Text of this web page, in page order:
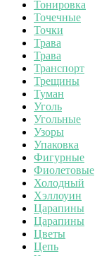
Тонировка
Точечные
Точки
Трава
Трава
Транспорт
Трещины
Туман
Уголь
Угольные
Узоры
Упаковка
Фигурные
Фиолетовые
Холодный
Хэллоуин
Царапины
Царапины
Цветы
Цепь